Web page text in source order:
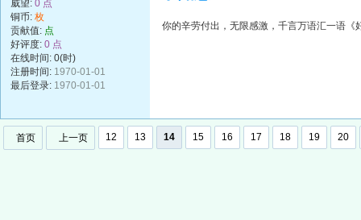
威望: 0 点
铜币: 枚
贡献值: 点
好评度: 0 点
在线时间: 0(时)
注册时间: 1970-01-01
最后登录: 1970-01-01
你的辛劳付出，无限感激，千言万语汇一语《
首页 上一页 12 13 14 15 16 17 18 19 20